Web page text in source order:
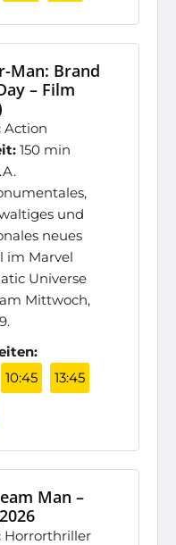
Man: Brand
– Film
Action
150 min
und
neues
im Marvel
Universe
Mittwoch,
10:45 13:45
Man –
Horrorthriller